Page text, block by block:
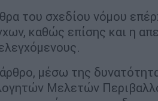
του σχεδίου νόμου
καθώς επίσης και η
μέσω της
Μελετών